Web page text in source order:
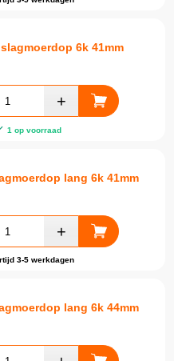
6k 41mm
1 op voorraad
lang 6k 41mm
3-5 werkdagen
lang 6k 44mm